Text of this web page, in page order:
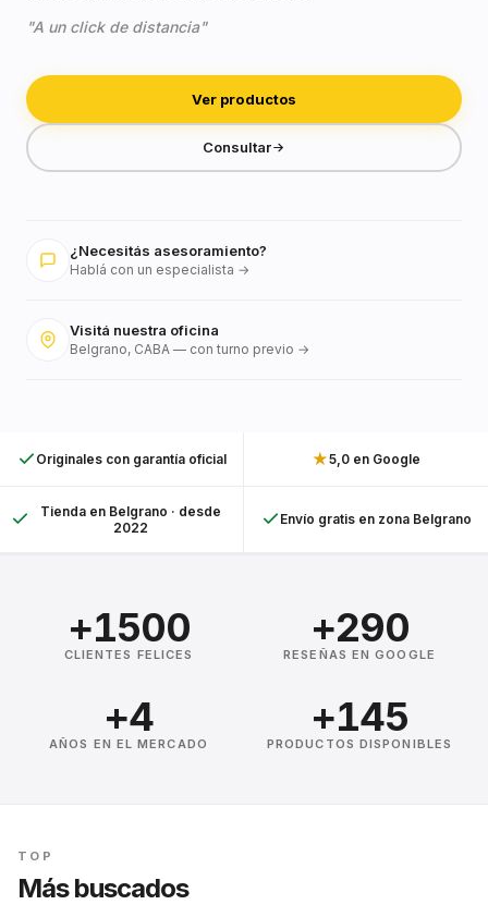
"A un click de distancia"
Ver productos
Consultar
¿Necesitás asesoramiento?
Hablá con un especialista →
Visitá nuestra oficina
Belgrano, CABA — con turno previo →
Originales con garantía oficial ★5,0 en Google
Tienda en Belgrano · desde
2022
Envío gratis en zona Belgrano
+1500
CLIENTES FELICES
+290
RESEÑAS EN GOOGLE
+4
AÑOS EN EL MERCADO
+145
PRODUCTOS DISPONIBLES
TOP
Más buscados